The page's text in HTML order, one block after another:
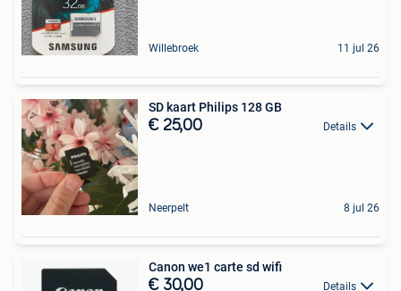
Willebroek 11 jul 26
SD kaart Philips 128 GB
€ 25,00 Details
Neerpelt 8 jul 26
Canon we1 carte sd wifi
€ 30,00 Details